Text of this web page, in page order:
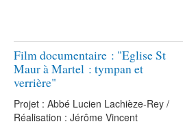
Film documentaire : "Eglise St
Maur à Martel : tympan et
verrière"
Projet : Abbé Lucien Lachièze-Rey /
Réalisation : Jérôme Vincent